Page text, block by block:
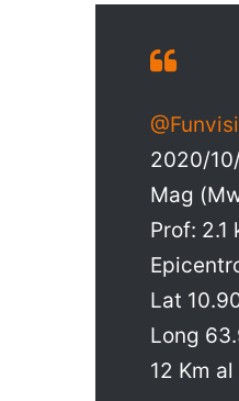
2020/
Mag
Prof: 2.1
Lat
Long
12 Km